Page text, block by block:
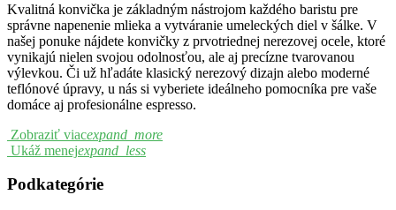
Kvalitná konvička je základným nástrojom každého baristu pre
správne napenenie mlieka a vytváranie umeleckých diel v šálke. V
našej ponuke nájdete konvičky z prvotriednej nerezovej ocele, ktoré
vynikajú nielen svojou odolnosťou, ale aj precízne tvarovanou
výlevkou. Či už hľadáte klasický nerezový dizajn alebo moderné
teflónové úpravy, u nás si vyberiete ideálneho pomocníka pre vaše
domáce aj profesionálne espresso.
Zobraziť viacexpand_more
Ukáž menejexpand_less
Podkategórie